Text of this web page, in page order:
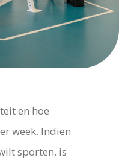
en hoe
week. Indien
sporten, is